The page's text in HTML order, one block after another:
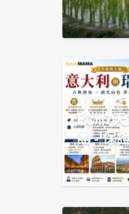
歐洲7
團 - 保